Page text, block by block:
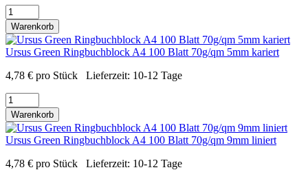
Warenkorb
Ursus Green Ringbuchblock A4 100 Blatt 70g/qm 5mm kariert
4,78 € pro Stück Lieferzeit: 10-12 Tage
Warenkorb
Ursus Green Ringbuchblock A4 100 Blatt 70g/qm 9mm liniert
4,78 € pro Stück Lieferzeit: 10-12 Tage